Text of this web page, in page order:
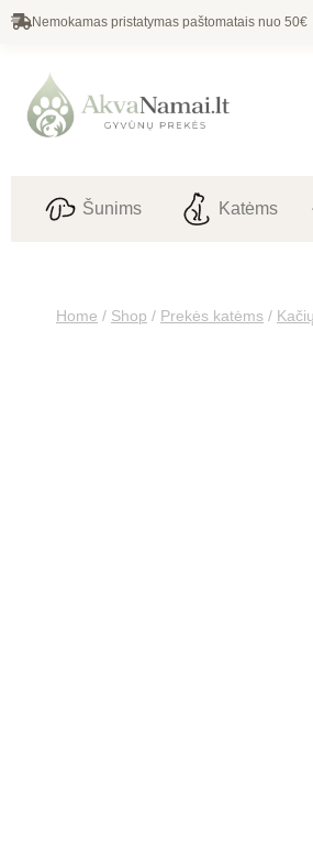
Nemokamas pristatymas paštomatais nuo 50€
Šunims Katėms
Home / Shop / Prekės katėms /